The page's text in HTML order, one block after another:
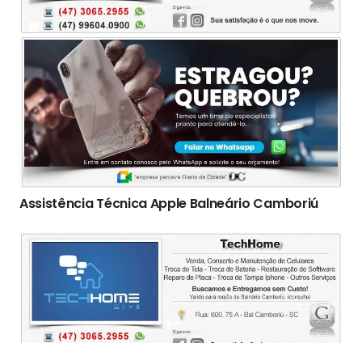
Assistência Técnica Apple Balneário Camboriú